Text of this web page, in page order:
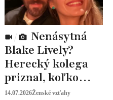
Blake Lively?
Herecký kolega
priznal, koľko
peňazí od neho
14.07.2026Ženské vzťahy